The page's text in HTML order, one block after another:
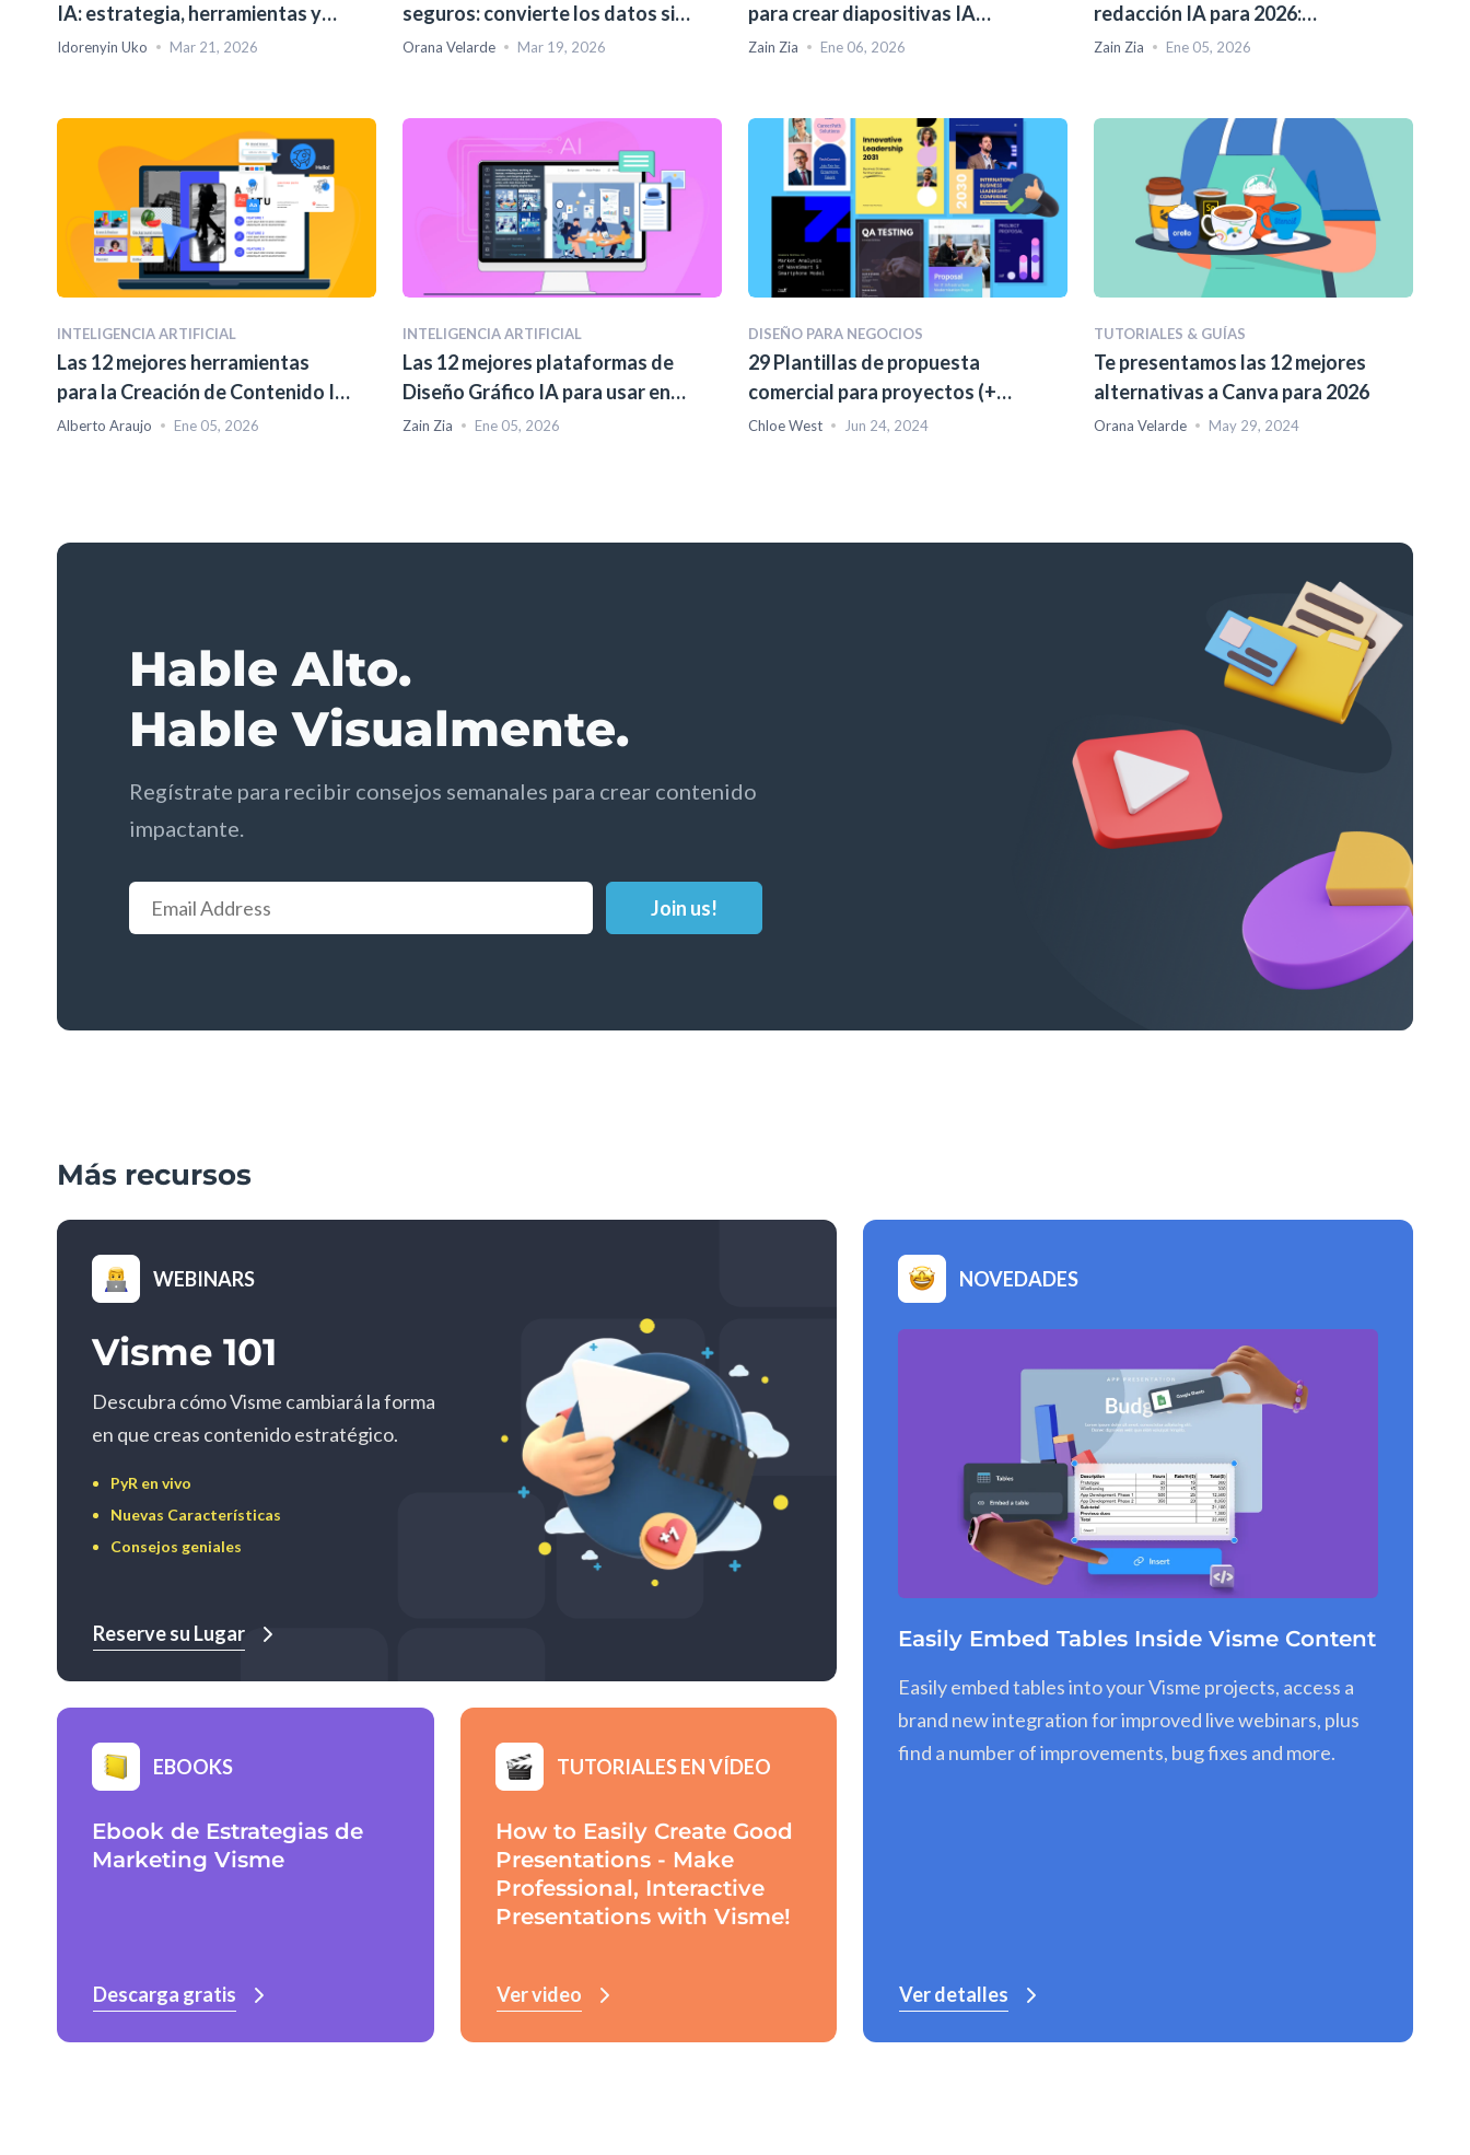
IA: estrategia, herramientas y
ejemplos reales para 2026
Idorenyin Uko Mar 21, 2026
seguros: convierte los datos sin
procesar en gráficos listos para
Orana Velarde Mar 19, 2026
para crear diapositivas IA
(Comparación completa)
Zain Zia Ene 06, 2026
redacción IA para 2026:
probadas y evaluadas
Zain Zia Ene 05, 2026
INTELIGENCIA ARTIFICIAL
Las 12 mejores herramientas
para la Creación de Contenido IA
en 2026
Alberto Araujo Ene 05, 2026
INTELIGENCIA ARTIFICIAL
Las 12 mejores plataformas de
Diseño Gráfico IA para usar en
2026
Zain Zia Ene 05, 2026
DISEÑO PARA NEGOCIOS
29 Plantillas de propuesta
comercial para proyectos (+
consejos de diseño)
Chloe West Jun 24, 2024
TUTORIALES & GUÍAS
Te presentamos las 12 mejores
alternativas a Canva para 2026
Orana Velarde May 29, 2024
Hable Alto.
Hable Visualmente.
Regístrate para recibir consejos semanales para crear contenido
impactante.
Más recursos
WEBINARS
Visme 101
Descubra cómo Visme cambiará la forma
en que creas contenido estratégico.
PyR en vivo
Nuevas Características
Consejos geniales
Reserve su Lugar
EBOOKS
Ebook de Estrategias de
Marketing Visme
Descarga gratis
TUTORIALES EN VÍDEO
How to Easily Create Good
Presentations - Make
Professional, Interactive
Presentations with Visme!
Ver video
NOVEDADES
Easily Embed Tables Inside Visme Content
Easily embed tables into your Visme projects, access a
brand new integration for improved live webinars, plus
find a number of improvements, bug fixes and more.
Ver detalles